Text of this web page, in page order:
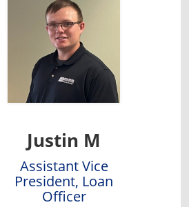
Justin M
Assistant Vice
President, Loan
Officer